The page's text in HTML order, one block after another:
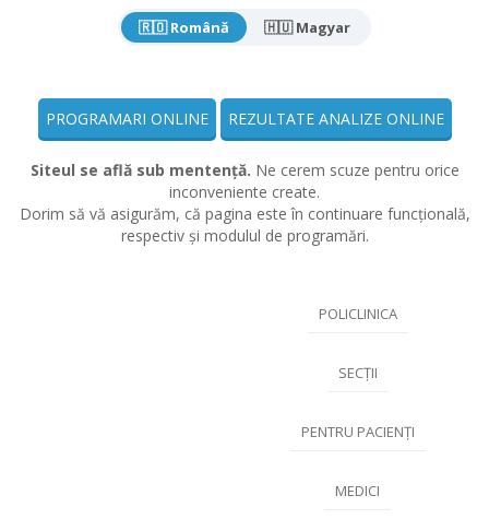
🇷🇴 Română 🇭🇺 Magyar
PROGRAMARI ONLINE REZULTATE ANALIZE ONLINE
Siteul se află sub mentență. Ne cerem scuze pentru orice
inconveniente create.
Dorim să vă asigurăm, că pagina este în continuare funcțională,
respectiv și modulul de programări.
POLICLINICA
SECȚII
PENTRU PACIENȚI
MEDICI